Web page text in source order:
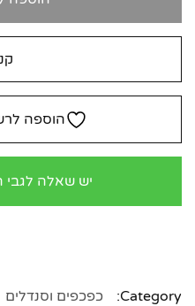
הוספה
יש שאלה לגבי
Category:
כפכפים וסנדלים